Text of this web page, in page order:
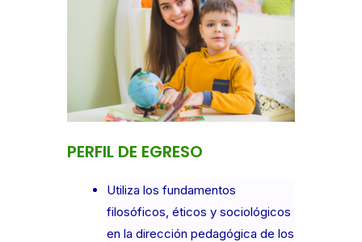
PERFIL DE EGRESO
Utiliza los fundamentos
filosóficos, éticos y sociológicos
en la dirección pedagógica de los